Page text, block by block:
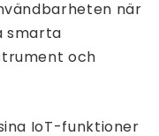
när
smarta
och
IoT-funktioner